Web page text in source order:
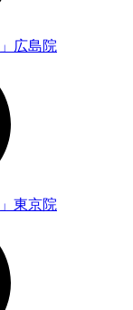
広島院
東京院